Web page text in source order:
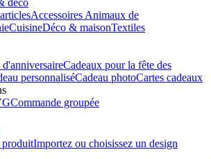
déco
Accessoires Animaux de
CuisineDéco & maisonTextiles
d'anniversaireCadeaux pour la fête des
personnaliséCadeau photoCartes cadeaux
Commande groupée
produitImportez ou choisissez un design